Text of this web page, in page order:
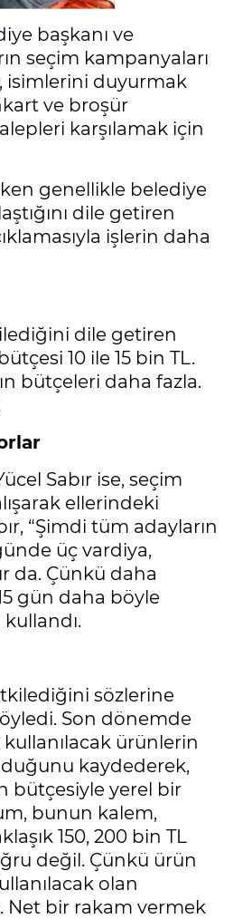
başkanı ve
seçim kampanyaları
isimlerini duyurmak
ve broşür
karşılamak için
genellikle belediye
dile getiren
işlerin daha
dile getiren
10 ile 15 bin TL.
bütçeleri daha fazla.
Sabır ise, seçim
ellerindeki
“Şimdi tüm adayların
üç vardiya,
da. Çünkü daha
gün daha böyle
sözlerine
Son dönemde
kullanılacak ürünlerin
kaydederek,
bütçesiyle yerel bir
bunun kalem,
150, 200 bin TL
değil. Çünkü ürün
olan
Net bir rakam vermek